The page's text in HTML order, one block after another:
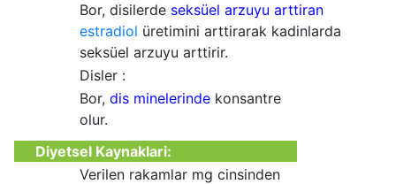
Bor, disilerde seksüel arzuyu arttiran
estradiol üretimini arttirarak kadinlarda
seksüel arzuyu arttirir.
Disler :
Bor, dis minelerinde konsantre
olur.
Diyetsel Kaynaklari:
Verilen rakamlar mg cinsinden